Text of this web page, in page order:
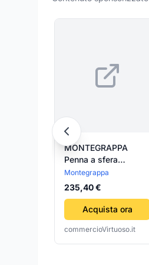
MONTEGRAPPA
Penna a sfera
Manager Salus con
simbolo medicina
Montegrappa
235,40 €
Acquista ora
commercioVirtuoso.it